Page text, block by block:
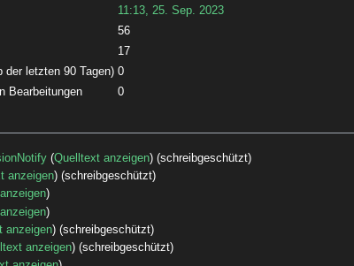
11:13, 25. Sep. 2023
56
17
der letzten 90 Tagen) 0
Bearbeitungen
0
(Quelltext anzeigen) (schreibgeschützt)
anzeigen) (schreibgeschützt)
)
)
anzeigen) (schreibgeschützt)
anzeigen) (schreibgeschützt)